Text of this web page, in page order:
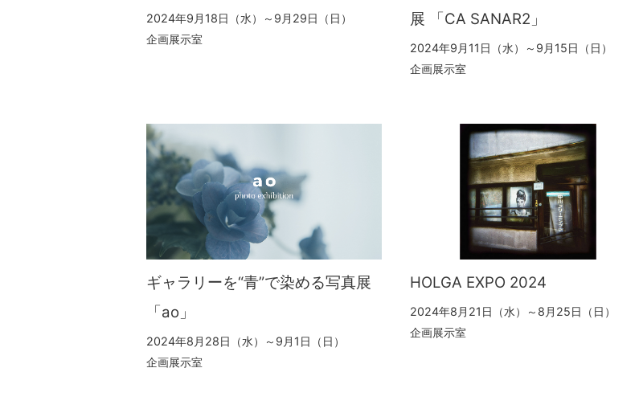
2024年9月18日（水）～9月29日（日）
企画展示室
展 「CA SANAR2」
2024年9月11日（水）～9月15日（日）
企画展示室
ギャラリーを“青”で染める写真展
「ao」
2024年8月28日（水）～9月1日（日）
企画展示室
HOLGA EXPO 2024
2024年8月21日（水）～8月25日（日）
企画展示室